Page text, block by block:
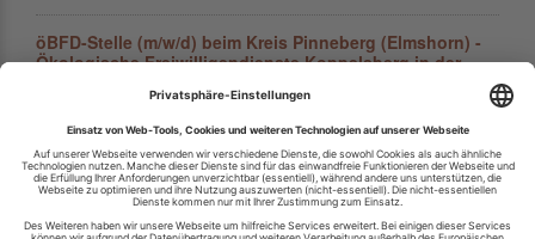
öBFD-Stelle (m/w/d) beim Kreis Pinneberg (Elmshorn) -
Ökologische Freiwilligendienste Koppelsberg in der
öBFD-Stelle (m/w/d) bei Plön Work (Plön) -
Ökologische Freiwilligendienste Koppelsberg in der
Nordkirche
Abteilungs­leitung (w/m/d) „Trink- und Badebecken­